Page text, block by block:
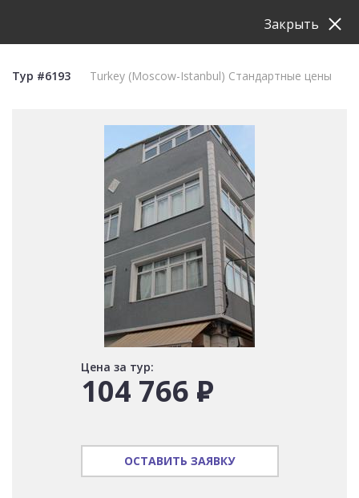
Тур #6193 Turkey (Moscow-Istanbul) Стандартные цены
Цена за тур:
104 766 Р
ОСТАВИТЬ ЗАЯВКУ
Закрыть